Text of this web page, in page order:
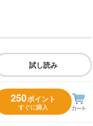
試し読み
250ポイント
すぐに購入